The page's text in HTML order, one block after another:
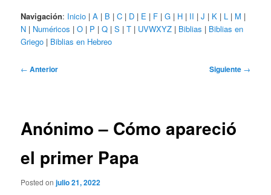
Navigación: Inicio |A | B |C | D | E | F |G | H | II |J | K | L | M |
N | Numéricos |O | P |Q |S |T | UVWXYZ | Biblias | Biblias en
Griego | Biblias en Hebreo
Navegación
← Anterior Siguiente →
Anónimo – Cómo apareció
el primer Papa
Posted onjulio 21, 2022